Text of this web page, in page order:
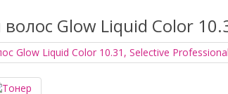
Glow Liquid Color